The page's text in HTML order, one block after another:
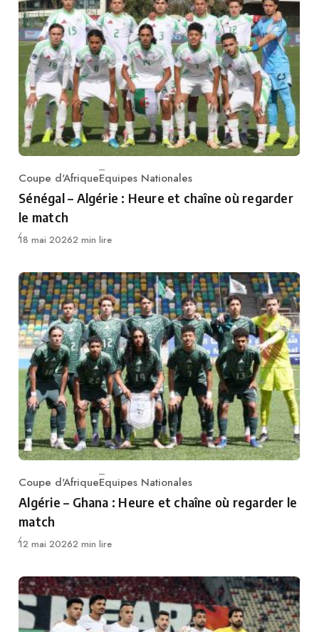
Category
Coupe d'AfriqueEquipes Nationales
Sénégal – Algérie : Heure et chaîne où regarder
le match
Publié
18 mai 20262 min lire
Category
Coupe d'AfriqueEquipes Nationales
Algérie – Ghana : Heure et chaîne où regarder le
match
Publié
12 mai 20262 min lire